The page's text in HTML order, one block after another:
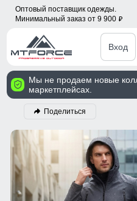
Оптовый поставщик одежды.
Минимальный заказ от 9 900 p
Вход
Мы не продаем новые
маркетплейсах.
Поделиться